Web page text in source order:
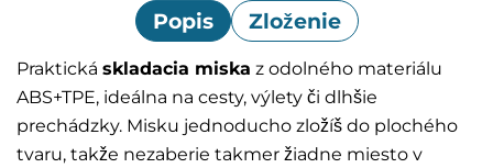
Popis Zloženie
Praktická skladacia miska z odolného materiálu
ABS+TPE, ideálna na cesty, výlety či dlhšie
prechádzky. Misku jednoducho zložíš do plochého
tvaru, takže nezaberie takmer žiadne miesto v